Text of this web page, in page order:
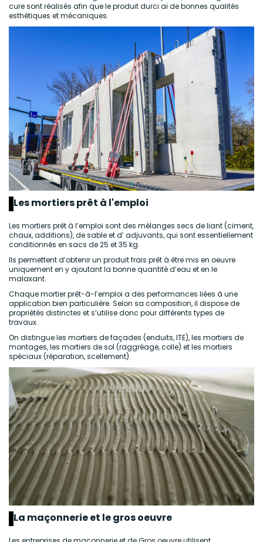
cure sont réalisés afin que le produit durci ai de bonnes qualités
esthétiques et mécaniques.
Les mortiers prêt à l'emploi
Les mortiers prêt à l’emploi sont des mélanges secs de liant (ciment,
chaux, additions), de sable et d’ adjuvants, qui sont essentiellement
conditionnés en sacs de 25 et 35 kg.
Ils permettent d’obtenir un produit frais prêt à être mis en oeuvre
uniquement en y ajoutant la bonne quantité d’eau et en le
malaxant.
Chaque mortier prêt-à-l’emploi a des performances liées à une
application bien particulière. Selon sa composition, il dispose de
propriétés distinctes et s’utilise donc pour différents types de
travaux.
On distingue les mortiers de façades (enduits, ITE), les mortiers de
montages, les mortiers de sol (raggréage, colle) et les mortiers
spéciaux (réparation, scellement).
La maçonnerie et le gros oeuvre